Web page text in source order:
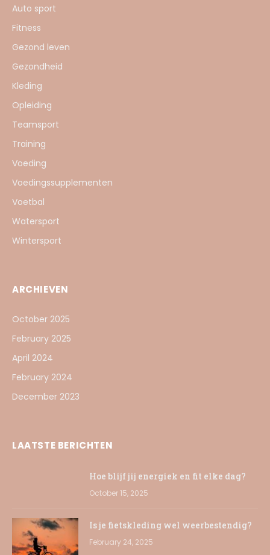
Auto sport
Fitness
Gezond leven
Gezondheid
Kleding
Opleiding
Teamsport
Training
Voeding
Voedingssupplementen
Voetbal
Watersport
Wintersport
ARCHIEVEN
October 2025
February 2025
April 2024
February 2024
December 2023
LAATSTE BERICHTEN
Hoe blijf jij energiek en fit elke dag?
October 15, 2025
Is je fietskleding wel weerbestendig?
February 24, 2025